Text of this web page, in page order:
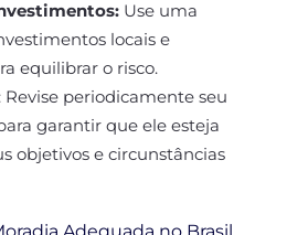
Use uma
locais e
equilibrar o risco.
Revise periodicamente seu
garantir que ele esteja
objetivos e circunstâncias